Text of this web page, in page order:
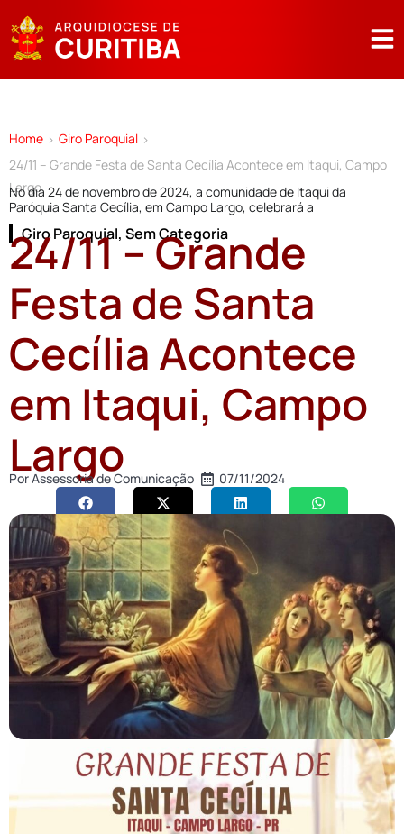
Home > Giro Paroquial >
24/11 – Grande Festa de Santa Cecília Acontece em Itaqui, Campo
Largo
No dia 24 de novembro de 2024, a comunidade de Itaqui da
Paróquia Santa Cecília, em Campo Largo, celebrará a
Giro Paroquial, Sem Categoria
24/11 – Grande
Festa de Santa
Cecília Acontece
em Itaqui, Campo
Largo
PorAssessoria de Comunicação 07/11/2024